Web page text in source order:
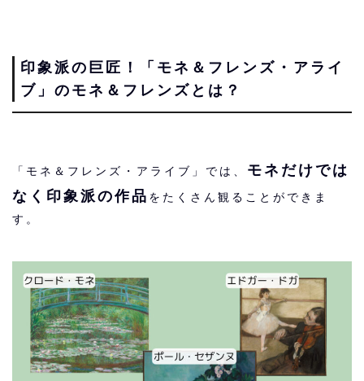
印象派の巨匠！「モネ＆フレンズ・アライ
ブ」のモネ＆フレンズとは？
「モネ＆フレンズ・アライブ」では、 モネだけでは
なく印象派の作品 をたくさん観ることができま
す。